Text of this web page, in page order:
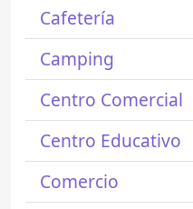
Cafetería
Camping
Centro Comercial
Centro Educativo
Comercio